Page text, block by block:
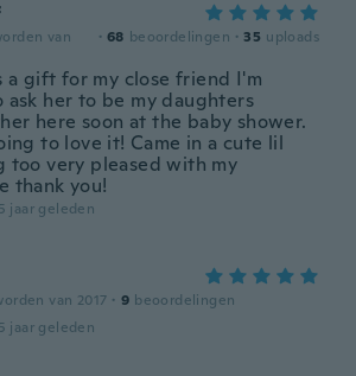
van
· 68 beoordelingen · 35 uploads
a gift for my close friend I'm
ask her to be my daughters
here soon at the baby shower.
to love it! Came in a cute lil
too very pleased with my
thank you!
jaar geleden
van 2017 · 9 beoordelingen
jaar geleden